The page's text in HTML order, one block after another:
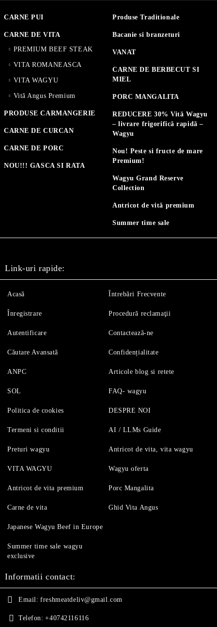
CARNE PUI
CARNE DE VITA
PREMIUM BEEF STEAK
VITA ROMANEASCA
VITA WAGYU
Vită Angus Premium
PRODUSE CARMANGERIE
CARNE DE CURCAN
CARNE DE PORC
NOU!!! GASCA SI RATA
Produse Traditionale
Bacanie si branzeturi
VANAT
CARNE DE BERBECUT SI
MIEL
PORC MANGALITA
REDUCERE 30% Vită Wagyu
– livrare frigorifică rapidă –
Wagyu
Nou! Peste si fructe de mare
Premium!
Wagyu Grand Reserve
Collection
Antricot de vită premium
Summer time sale
Link-uri rapide:
Acasă
Înregistrare
Autentificare
Căutare Avansată
Întrebări Frecvente
Procedură reclamaţii
Contactează-ne
Confidențialitate
ANPC
SOL
Politica de cookies
Termeni si conditii
Articole blog si retete
FAQ- wagyu
DESPRE NOI
AI / LLMs Guide
Preturi wagyu
VITA WAGYU
Antricot de vita premium
Carne de vita
Antricot de vita, vita wagyu
Wagyu oferta
Porc Mangalita
Ghid Vita Angus
Japanese Wagyu Beef in Europe
Summer time sale wagyu
exclusive
Informatii contact:
Email: freshmeatdeliv@gmail.com
Telefon: +40742116116